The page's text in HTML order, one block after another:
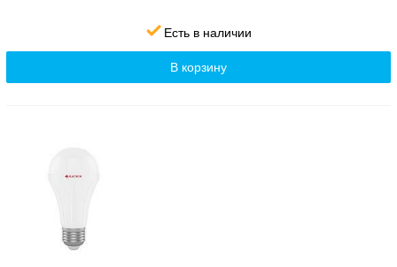
Есть в наличии
В корзину